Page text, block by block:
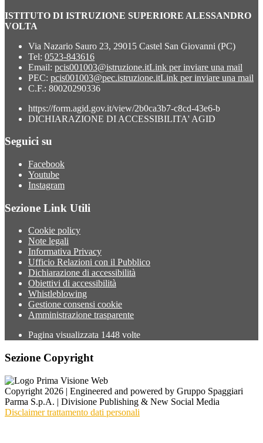
ISTITUTO DI ISTRUZIONE SUPERIORE ALESSANDRO
VOLTA
Via Nazario Sauro 23, 29015 Castel San Giovanni (PC)
Tel: 0523-843616
Email: pcis001003@istruzione.itLink per inviare una mail
PEC: pcis001003@pec.istruzione.itLink per inviare una mail
C.F.: 80020290336
https://form.agid.gov.it/view/2b0ca3b7-c8cd-43e6-b
DICHIARAZIONE DI ACCESSIBILITA' AGID
Seguici su
Facebook
Youtube
Instagram
Sezione Link Utili
Cookie policy
Note legali
Informativa Privacy
Ufficio Relazioni con il Pubblico
Dichiarazione di accessibilità
Obiettivi di accessibilità
Whistleblowing
Gestione consensi cookie
Amministrazione trasparente
Pagina visualizzata 1448 volte
Sezione Copyright
Copyright 2026 | Engineered and powered by Gruppo Spaggiari
Parma S.p.A. | Divisione Publishing & New Social Media
Disclaimer trattamento dati personali